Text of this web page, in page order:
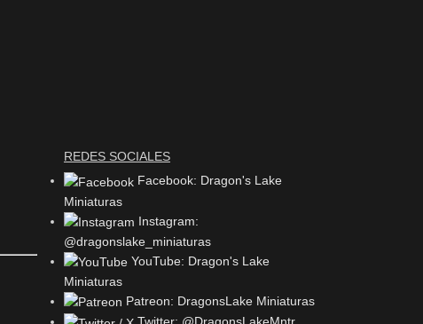
REDES SOCIALES
Facebook: Dragon's Lake
Miniaturas
Instagram:
@dragonslake_miniaturas
YouTube: Dragon's Lake
Miniaturas
Patreon: DragonsLake Miniaturas